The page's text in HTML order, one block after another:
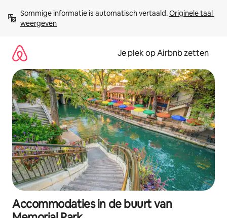
direct
naar
Sommige informatie is automatisch vertaald. Originele taal
weergeven
Je plek op Airbnb zetten
Accommodaties in de buurt van